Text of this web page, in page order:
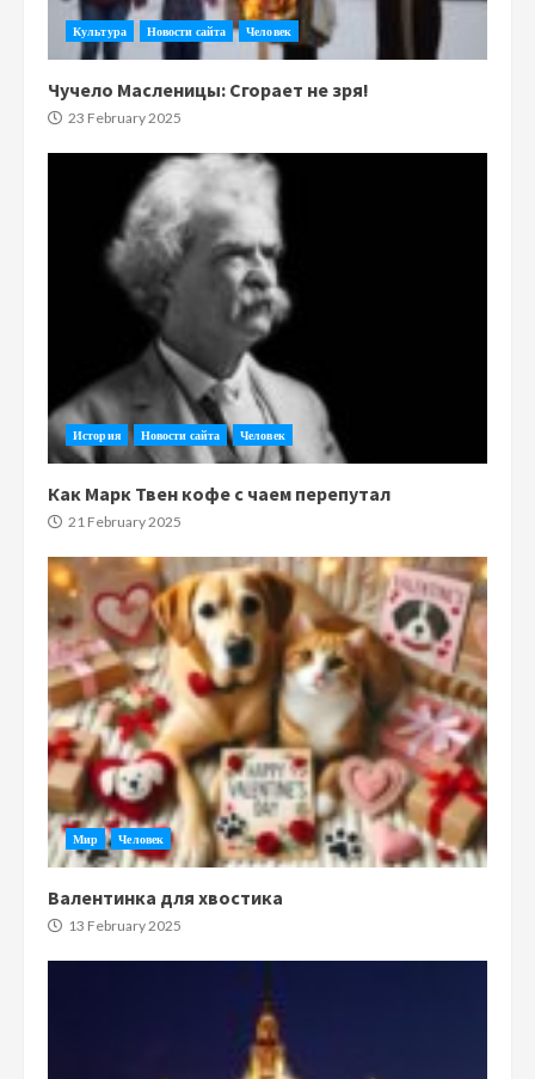
Культура Новости сайта Человек
Чучело Масленицы: Сгорает не зря!
23 February 2025
История Новости сайта Человек
Как Марк Твен кофе с чаем перепутал
21 February 2025
Мир Человек
Валентинка для хвостика
13 February 2025